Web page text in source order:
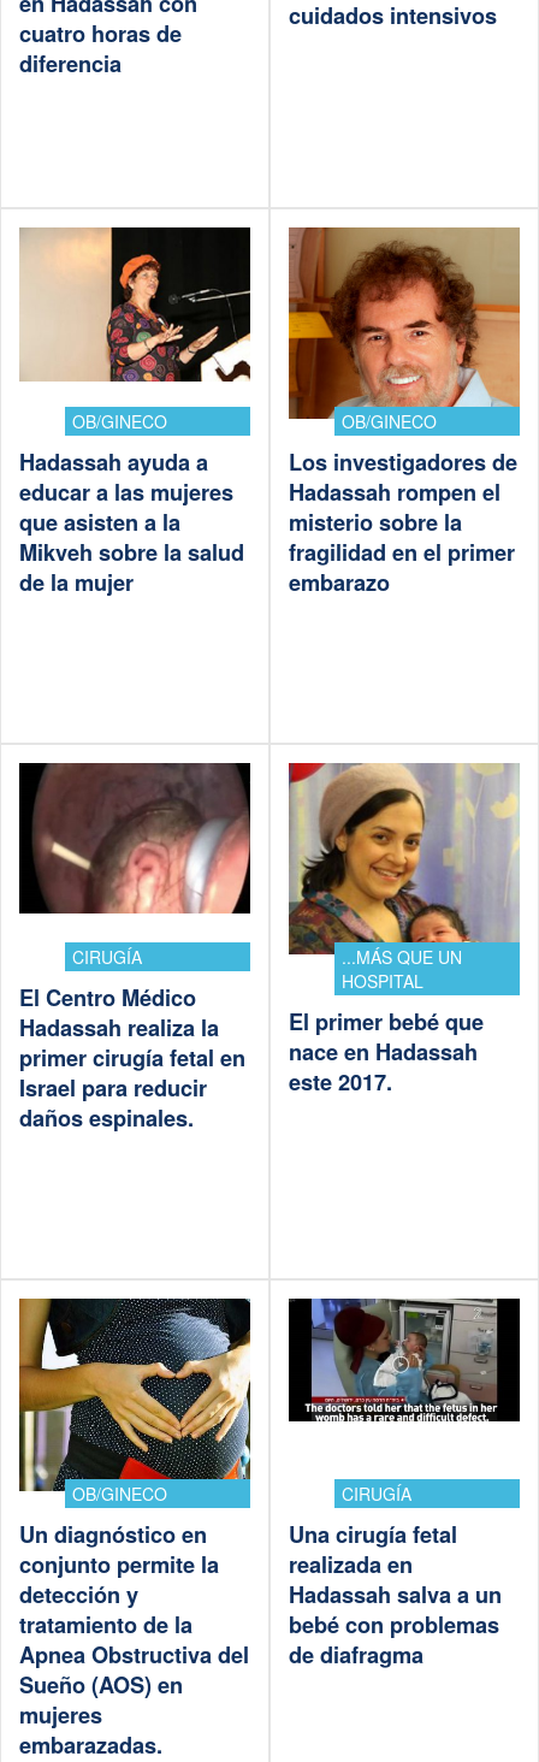
cuatro horas de
diferencia
cuidados intensivos
OB/GINECO
Hadassah ayuda a
educar a las mujeres
que asisten a la
Mikveh sobre la salud
de la mujer
OB/GINECO
Los investigadores de
Hadassah rompen el
misterio sobre la
fragilidad en el primer
embarazo
CIRUGÍA
El Centro Médico
Hadassah realiza la
primer cirugía fetal en
Israel para reducir
daños espinales.
...MÁS QUE UN
HOSPITAL
El primer bebé que
nace en Hadassah
este 2017.
OB/GINECO
Un diagnóstico en
conjunto permite la
detección y
tratamiento de la
Apnea Obstructiva del
Sueño (AOS) en
mujeres
embarazadas.
CIRUGÍA
Una cirugía fetal
realizada en
Hadassah salva a un
bebé con problemas
de diafragma